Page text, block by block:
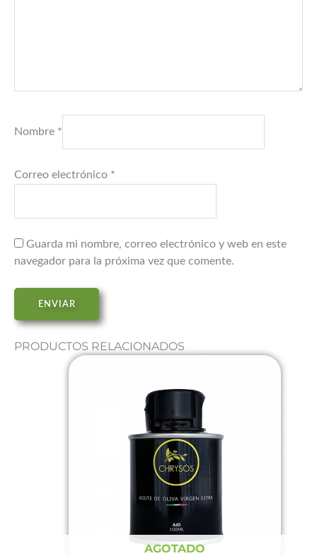
Nombre *
Correo electrónico *
Guarda mi nombre, correo electrónico y web en este
navegador para la próxima vez que comente.
PRODUCTOS RELACIONADOS
AGOTADO